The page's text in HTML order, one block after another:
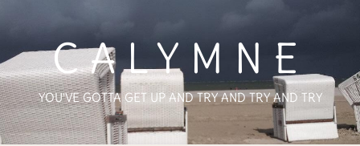
CALYMNE
YOU'VE GOTTA GET UP AND TRY AND TRY AND TRY